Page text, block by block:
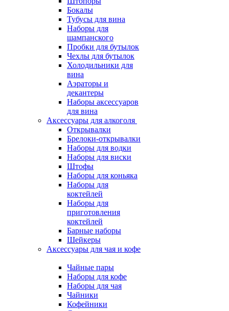
Бокалы
Тубусы для вина
Наборы для
шампанского
Пробки для бутылок
Чехлы для бутылок
Холодильники для
вина
Аэраторы и
декантеры
Наборы аксессуаров
для вина
Аксессуары для алкоголя
Открывалки
Брелоки-открывалки
Наборы для водки
Наборы для виски
Штофы
Наборы для коньяка
Наборы для
коктейлей
Наборы для
приготовления
коктейлей
Барные наборы
Шейкеры
Аксессуары для чая и кофе
Чайные пары
Наборы для кофе
Наборы для чая
Чайники
Кофейники